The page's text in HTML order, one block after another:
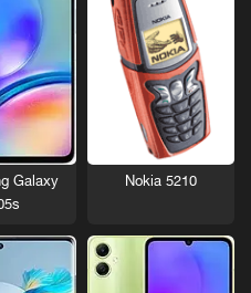
Nokia 5210
Galaxy